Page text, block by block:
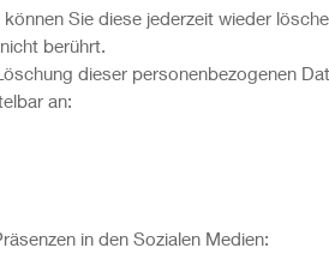
Sie diese jederzeit wieder
berührt.
dieser personenbezogenen
an:
in den Sozialen Medien: